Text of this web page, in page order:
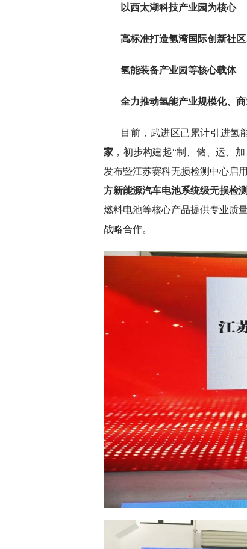
以西太湖科技产业园为核心
高标准打造氢湾国际创新社区
氢能装备产业园等核心载体
全力推动氢能产业规模化、
目前，武进区已累计引进氢
家 ，初步构建起“制、储、运、
发布暨江苏赛科无损检测中心启
方新能源汽车电池系统级无损检
燃料电池等核心产品提供专业质
战略合作。